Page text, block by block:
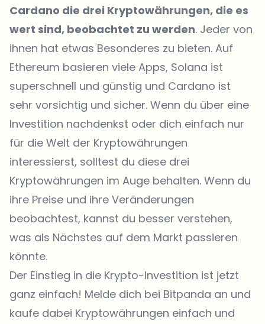
Cardano die drei Kryptowährungen, die es
wert sind, beobachtet zu werden. Jeder von
ihnen hat etwas Besonderes zu bieten. Auf
Ethereum basieren viele Apps, Solana ist
superschnell und günstig und Cardano ist
sehr vorsichtig und sicher. Wenn du über eine
Investition nachdenkst oder dich einfach nur
für die Welt der Kryptowährungen
interessierst, solltest du diese drei
Kryptowährungen im Auge behalten. Wenn du
ihre Preise und ihre Veränderungen
beobachtest, kannst du besser verstehen,
was als Nächstes auf dem Markt passieren
könnte.
Der Einstieg in die Krypto-Investition ist jetzt
ganz einfach! Melde dich bei Bitpanda an und
kaufe dabei Kryptowährungen einfach und